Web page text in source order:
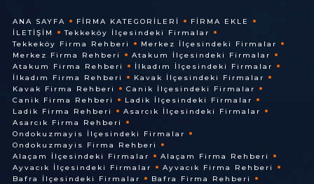
ANA SAYFA FIRMA KATEGORILERI
FIRMA EKLE
İLETIŞIM
Tekkeköy İlçesindeki Firmalar
Tekkeköy Firma Rehberi
Merkez İlçesindeki Firmalar
Merkez Firma Rehberi
Atakum İlçesindeki Firmalar
Atakum Firma Rehberi
İlkadım İlçesindeki Firmalar
İlkadım Firma Rehberi
Kavak İlçesindeki Firmalar
Kavak Firma Rehberi
Canik İlçesindeki Firmalar
Canik Firma Rehberi
Ladik İlçesindeki Firmalar
Ladik Firma Rehberi
Asarcık İlçesindeki Firmalar
Asarcık Firma Rehberi
Ondokuzmayis İlçesindeki Firmalar
Ondokuzmayis Firma Rehberi
Alaçam İlçesindeki Firmalar
Alaçam Firma Rehberi
Ayvacık İlçesindeki Firmalar
Ayvacık Firma Rehberi
Bafra İlçesindeki Firmalar
Bafra Firma Rehberi